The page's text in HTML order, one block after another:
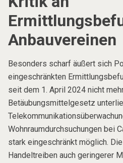
Anbauvereinen
Besonders scharf äußert sich
eingeschränkten
seit dem 1. April 2024 nicht
Betäubungsmittelgesetz
Wohnraumdurchsuchungen bei
stark eingeschränkt möglich.
Handeltreiben auch geringerer